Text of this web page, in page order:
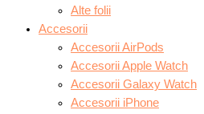
Alte folii
Accesorii
Accesorii AirPods
Accesorii Apple Watch
Accesorii Galaxy Watch
Accesorii iPhone